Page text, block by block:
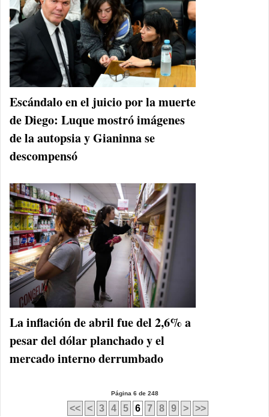
Escándalo en el juicio por la muerte
de Diego: Luque mostró imágenes
de la autopsia y Gianinna se
descompensó
La inflación de abril fue del 2,6% a
pesar del dólar planchado y el
mercado interno derrumbado
Página 6 de 248
<< < 3 4 5 6 7 8 9 > >>